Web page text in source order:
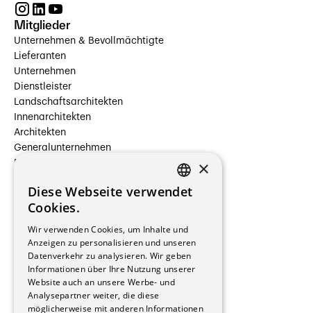
Mitglieder
Unternehmen & Bevollmächtigte
Lieferanten
Unternehmen
Dienstleister
Landschaftsarchitekten
Innenarchitekten
Architekten
Generalunternehmen
Beauftragte Unternehmen
Hersteller/Lieferanten
Bauherrschaften
Immobilienverwaltungsgesellschaften
Stockwerkeigentum
Reportagen
Wohnungen
Renovierungen
Innere Umbauten
FRENCH
×
Diese Webseite verwendet
Cookies.
Wir verwenden Cookies, um Inhalte und
Anzeigen zu personalisieren und unseren
Datenverkehr zu analysieren. Wir geben
Informationen über Ihre Nutzung unserer
Website auch an unsere Werbe- und
Analysepartner weiter, die diese
möglicherweise mit anderen Informationen